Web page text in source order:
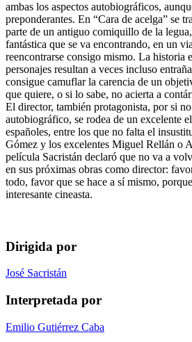
ambas los aspectos autobiográficos,
preponderantes. En “Cara de acelga” se
parte de un antiguo comiquillo de la
fantástica que se va encontrando, en un
reencontrarse consigo mismo. La historia
personajes resultan a veces incluso
consigue camuflar la carencia de un
que quiere, o si lo sabe, no acierta a
El director, también protagonista, por si
autobiográfico, se rodea de un excelente
españoles, entre los que no falta el
Gómez y los excelentes Miguel Rellán o
película Sacristán declaró que no va a
en sus próximas obras como director:
todo, favor que se hace a sí mismo,
interesante cineasta.
Dirigida por
José Sacristán
Interpretada por
Emilio Gutiérrez Caba